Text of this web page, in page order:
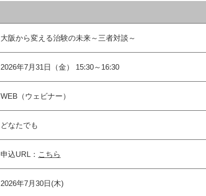
大阪から変える治験の未来～三者対談～
2026年7月31日（金） 15:30～16:30
WEB（ウェビナー）
どなたでも
申込URL： こちら
2026年7月30日(木)